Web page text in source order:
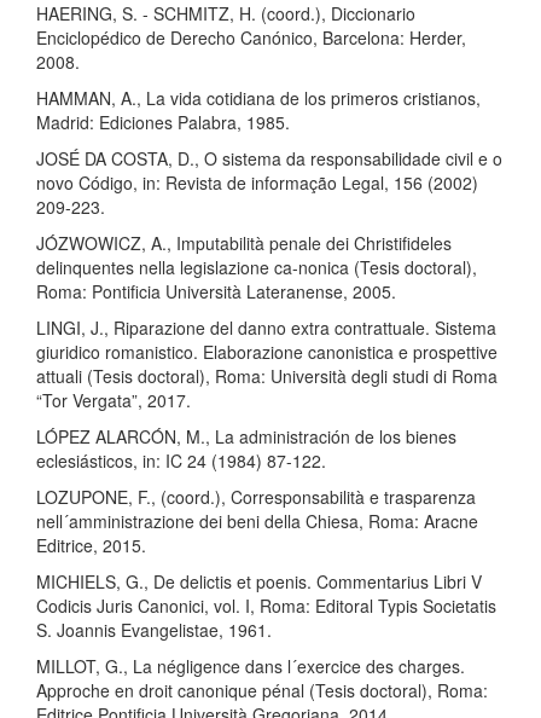
HAERING, S. - SCHMITZ, H. (coord.), Diccionario
Enciclopédico de Derecho Canónico, Barcelona: Herder,
2008.
HAMMAN, A., La vida cotidiana de los primeros cristianos,
Madrid: Ediciones Palabra, 1985.
JOSÉ DA COSTA, D., O sistema da responsabilidade civil e o
novo Código, in: Revista de informação Legal, 156 (2002)
209-223.
JÓZWOWICZ, A., Imputabilità penale dei Christifideles
delinquentes nella legislazione ca-nonica (Tesis doctoral),
Roma: Pontificia Università Lateranense, 2005.
LINGI, J., Riparazione del danno extra contrattuale. Sistema
giuridico romanistico. Elaborazione canonistica e prospettive
attuali (Tesis doctoral), Roma: Università degli studi di Roma
“Tor Vergata”, 2017.
LÓPEZ ALARCÓN, M., La administración de los bienes
eclesiásticos, in: IC 24 (1984) 87-122.
LOZUPONE, F., (coord.), Corresponsabilità e trasparenza
nell´amministrazione dei beni della Chiesa, Roma: Aracne
Editrice, 2015.
MICHIELS, G., De delictis et poenis. Commentarius Libri V
Codicis Juris Canonici, vol. I, Roma: Editoral Typis Societatis
S. Joannis Evangelistae, 1961.
MILLOT, G., La négligence dans l´exercice des charges.
Approche en droit canonique pénal (Tesis doctoral), Roma: